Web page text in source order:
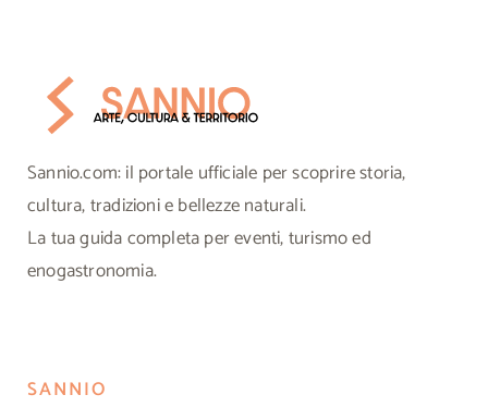
Sannio.com: il portale ufficiale per scoprire storia,
cultura, tradizioni e bellezze naturali.
La tua guida completa per eventi, turismo ed
enogastronomia.
SANNIO